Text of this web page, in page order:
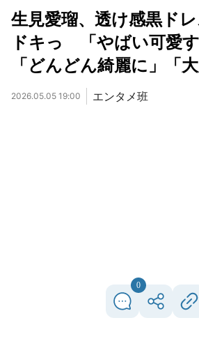
生見愛瑠、透け感黒ド
ドキっ 「やばい可愛す
「どんどん綺麗に」「
2026.05.05 19:00 エンタメ班
0